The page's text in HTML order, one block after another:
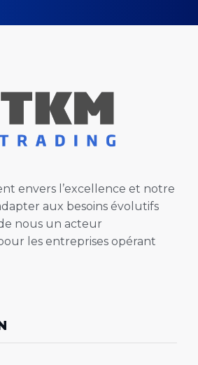
envers l’excellence et notre
aux besoins évolutifs
nous un acteur
les entreprises opérant